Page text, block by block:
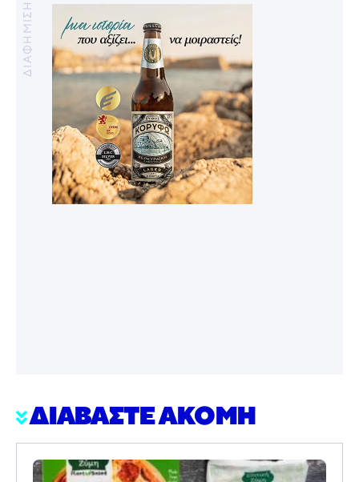
ΔΙΑΦΗΜΙΣΗ
ΔΙΑΒΑΣΤΕ ΑΚΟΜΗ